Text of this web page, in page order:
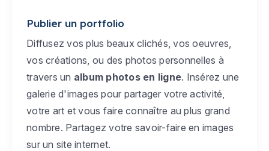
Publier un portfolio
Diffusez vos plus beaux clichés, vos oeuvres,
vos créations, ou des photos personnelles à
travers un album photos en ligne. Insérez une
galerie d'images pour partager votre activité,
votre art et vous faire connaître au plus grand
nombre. Partagez votre savoir-faire en images
sur un site internet.